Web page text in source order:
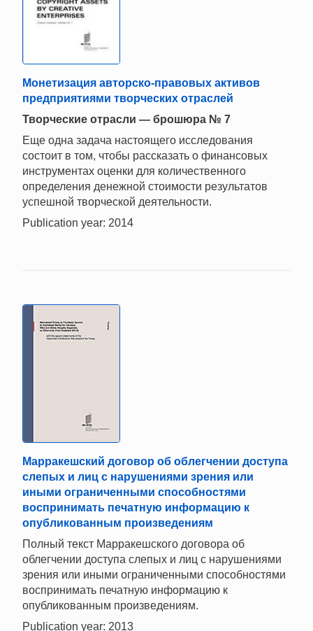
Монетизация авторско-правовых активов
предприятиями творческих отраслей
Творческие отрасли — брошюра № 7
Еще одна задача настоящего исследования
состоит в том, чтобы рассказать о финансовых
инструментах оценки для количественного
определения денежной стоимости результатов
успешной творческой деятельности.
Publication year: 2014
Марракешский договор об облегчении доступа
слепых и лиц с нарушениями зрения или
иными ограниченными способностями
воспринимать печатную информацию к
опубликованным произведениям
Полный текст Марракешского договора об
облегчении доступа слепых и лиц с нарушениями
зрения или иными ограниченными способностями
воспринимать печатную информацию к
опубликованным произведениям.
Publication year: 2013